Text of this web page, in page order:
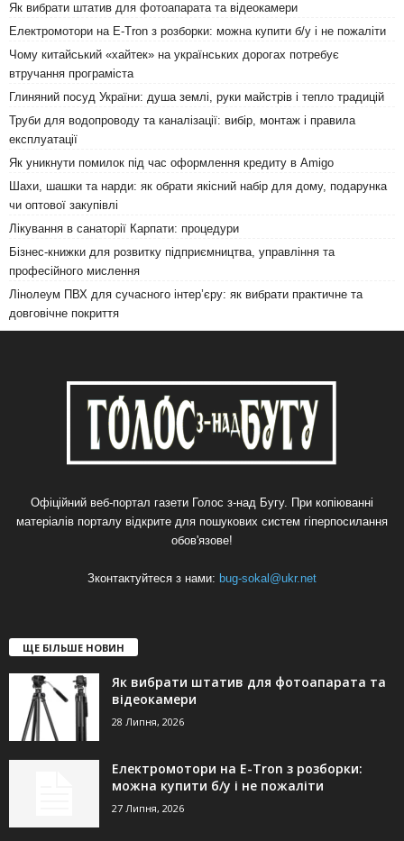
Як вибрати штатив для фотоапарата та відеокамери
Електромотори на E-Tron з розборки: можна купити б/у і не пожаліти
Чому китайський «хайтек» на українських дорогах потребує
втручання програміста
Глиняний посуд України: душа землі, руки майстрів і тепло традицій
Труби для водопроводу та каналізації: вибір, монтаж і правила
експлуатації
Як уникнути помилок під час оформлення кредиту в Amigo
Шахи, шашки та нарди: як обрати якісний набір для дому, подарунка
чи оптової закупівлі
Лікування в санаторії Карпати: процедури
Бізнес-книжки для розвитку підприємництва, управління та
професійного мислення
Лінолеум ПВХ для сучасного інтер’єру: як вибрати практичне та
довговічне покриття
Офіційний веб-портал газети Голос з-над Бугу. При копіюванні
матеріалів порталу відкрите для пошукових систем гіперпосилання
обов'язове!
Зконтактуйтеся з нами: bug-sokal@ukr.net
ЩЕ БІЛЬШЕ НОВИН
Як вибрати штатив для фотоапарата та
відеокамери
28 Липня, 2026
Електромотори на E-Tron з розборки:
можна купити б/у і не пожаліти
27 Липня, 2026